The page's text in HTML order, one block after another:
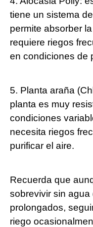
tiene un sistema
permite absorber
requiere riegos
en condiciones de
5. Planta araña
planta es muy
condiciones
necesita riegos
purificar el aire.
Recuerda que
sobrevivir sin
prolongados,
riego